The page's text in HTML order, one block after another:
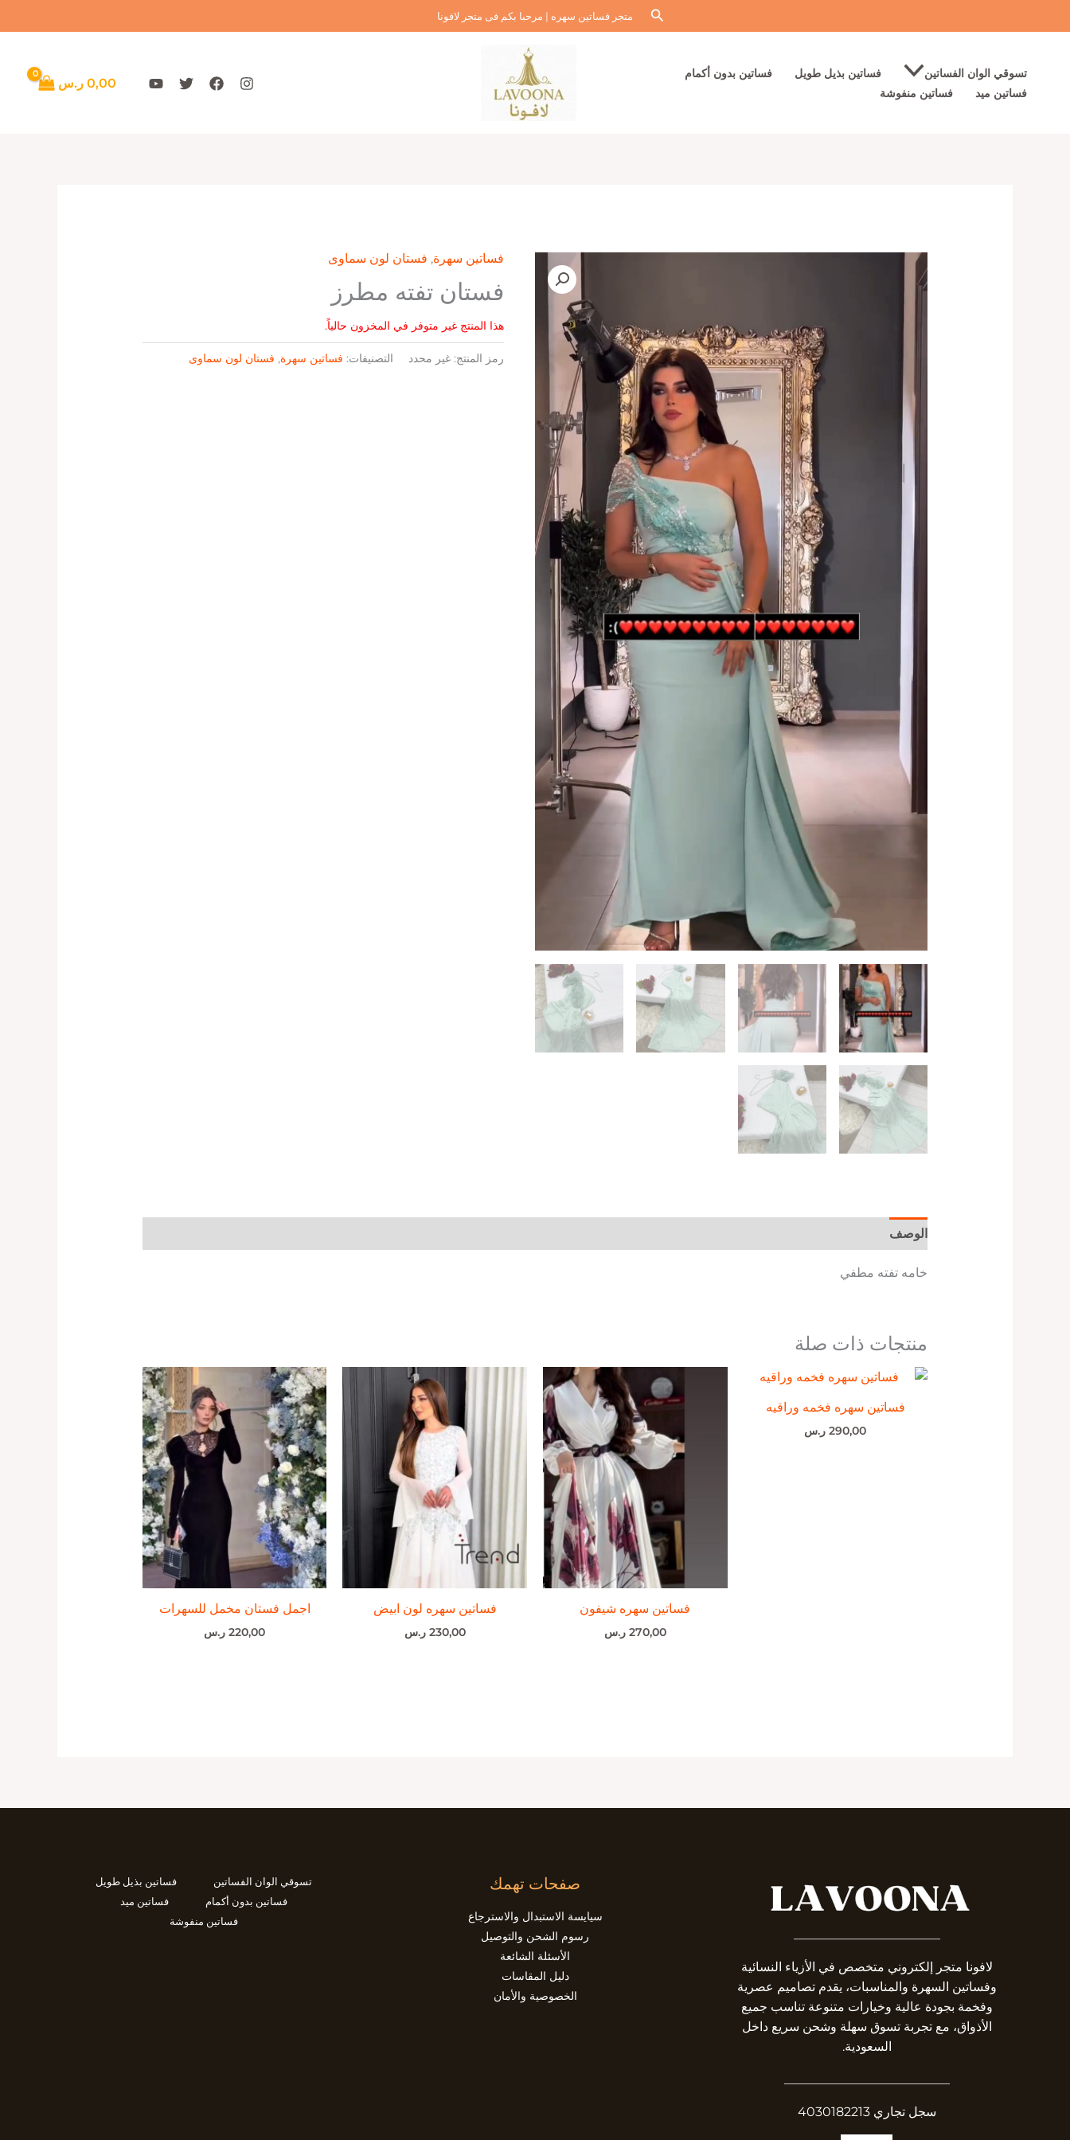
إلى
البحثمتجر فساتين سهره | مرحبا بكم فى متجر لافونا
تسوقي الوان الفساتين فساتين بذيل طويل
فساتين بدون أكمام
فساتين ميد
فساتين منفوشة
0,00 ر.س
فساتين سهرة, فستان لون سماوى
فستان تفته مطرز
هذا المنتج غير متوفر في المخزون حالياً.
رمز المنتج:غير محدد التصنيفات: فساتين سهرة, فستان لون سماوى
الوصف
خامه تفته مطفي
منتجات ذات صلة
فساتين سهره فخمه وراقيه
290,00 ر.س
فساتين سهره شيفون
270,00 ر.س
فساتين سهره لون ابيض
230,00 ر.س
اجمل فستان مخمل للسهرات
220,00 ر.س
لافونا متجر إلكتروني متخصص في الأزياء النسائية
وفساتين السهرة والمناسبات، يقدم تصاميم عصرية
وفخمة بجودة عالية وخيارات متنوعة تناسب جميع
الأذواق، مع تجربة تسوق سهلة وشحن سريع داخل
السعودية.
سجل تجاري 4030182213
صفحات تهمك
سيايسة الاستبدال والاسترجاع
رسوم الشحن والتوصيل
الأسئلة الشائعة
دليل المقاسات
الخصوصية والأمان
تسوقي الوان الفساتين
فساتين بذيل طويل
فساتين بدون أكمام
فساتين ميد
فساتين منفوشة